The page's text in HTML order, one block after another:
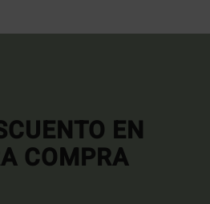
EN
COMPRA